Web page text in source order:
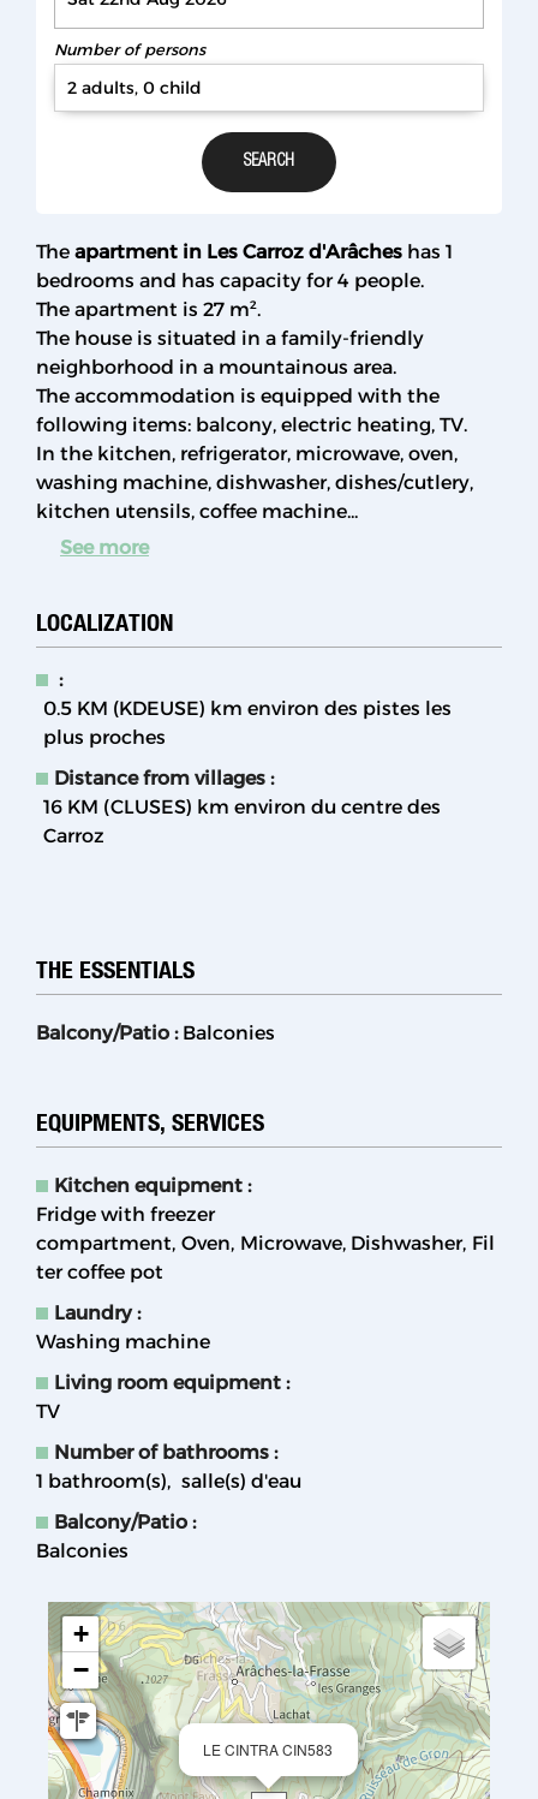
Number of persons
2 adults, 0 child
The apartment in Les Carroz d'Arâches has 1
bedrooms and has capacity for 4 people.
The apartment is 27 m².
The house is situated in a family-friendly
neighborhood in a mountainous area.
The accommodation is equipped with the
following items: balcony, electric heating, TV.
In the kitchen, refrigerator, microwave, oven,
washing machine, dishwasher, dishes/cutlery,
kitchen utensils, coffee machine...
See more
LOCALIZATION
:
0.5 KM (KDEUSE) km environ des pistes les
plus proches
Distance from villages :
16 KM (CLUSES) km environ du centre des
Carroz
THE ESSENTIALS
Balcony/Patio : Balconies
EQUIPMENTS, SERVICES
Kitchen equipment :
Fridge with freezer
compartment Oven Microwave Dishwasher Fil
ter coffee pot
Laundry:
Washing machine
Living room equipment :
TV
Number of bathrooms :
1 bathroom(s)
salle(s) d'eau
Balcony/Patio :
Balconies
LE CINTRA CIN583
+
−